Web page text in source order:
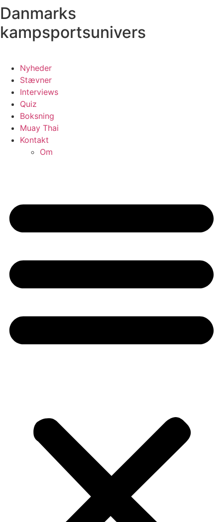
Videre
til
indhold
Danmarks
kampsportsunivers
Nyheder
Stævner
Interviews
Quiz
Boksning
Muay Thai
Kontakt
Om